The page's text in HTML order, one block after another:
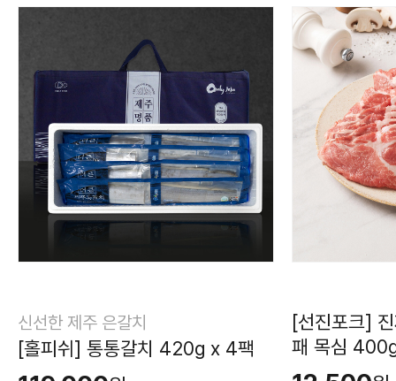
신선한 제주 은갈치
[홀피쉬] 통통갈치 420g x 4팩
[선진포크]
패 목심